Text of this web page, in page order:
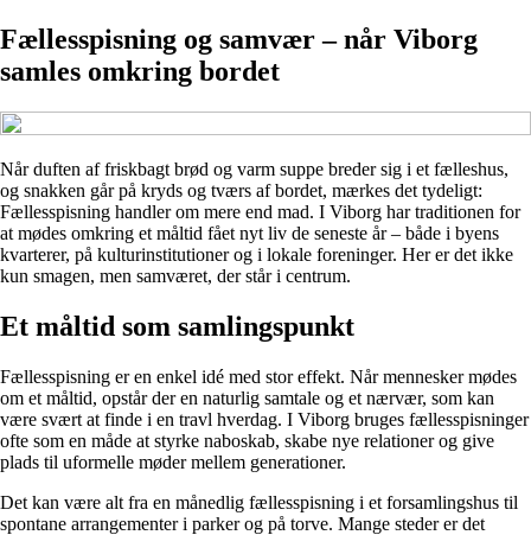
Fællesspisning og samvær – når Viborg
samles omkring bordet
Når duften af friskbagt brød og varm suppe breder sig i et fælleshus,
og snakken går på kryds og tværs af bordet, mærkes det tydeligt:
Fællesspisning handler om mere end mad. I Viborg har traditionen for
at mødes omkring et måltid fået nyt liv de seneste år – både i byens
kvarterer, på kulturinstitutioner og i lokale foreninger. Her er det ikke
kun smagen, men samværet, der står i centrum.
Et måltid som samlingspunkt
Fællesspisning er en enkel idé med stor effekt. Når mennesker mødes
om et måltid, opstår der en naturlig samtale og et nærvær, som kan
være svært at finde i en travl hverdag. I Viborg bruges fællesspisninger
ofte som en måde at styrke naboskab, skabe nye relationer og give
plads til uformelle møder mellem generationer.
Det kan være alt fra en månedlig fællesspisning i et forsamlingshus til
spontane arrangementer i parker og på torve. Mange steder er det